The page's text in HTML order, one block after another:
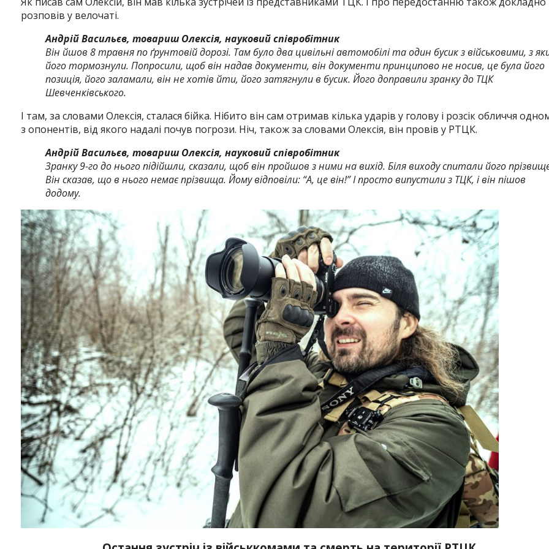
розповів у велочаті.
Андрій Васильєв, товариш Олексія, науковий співробітник
Він йшов 8 травня по ґрунтовій дорозі. Там було два цивільні автомобілі та один бусик з військовими, з
його тормознули. Попросили, щоб він надав документи, він документи принципово не носив, це була його
позиція, його заламали, він не хотів йти, його затягнули в бусик. Його доправили зранку до ТЦК
Шевченківського.
І там, за словами Олексія, сталася бійка. Нібито він сам отримав кілька ударів у голову і розсік обличчя
з опонентів, від якого надалі почув погрози. Ніч, також за словами Олексія, він провів у РТЦК.
Андрій Васильєв, товариш Олексія, науковий співробітник
Зранку 9-го до нього підійшли, сказали, щоб він пройшов з ними на вихід. Біля виходу спитали його
Він сказав, що в нього немає прізвища. Йому відповіли: “А, це він!” І просто випустили з ТЦК, і він пішов
додому.